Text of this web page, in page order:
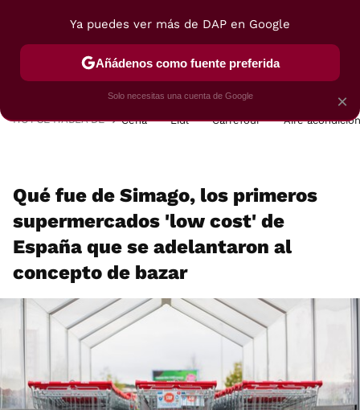
POSTRES VIAJES SELECCIÓN VEGUI
HOY SE HABLA DE Cena Lidl Carrefour Aire
Qué fue de Simago, los primeros
supermercados 'low cost' de
España que se adelantaron al
concepto de bazar
×
Ya puedes ver más de DAP en Google
Añádenos como fuente preferida
Solo necesitas una cuenta de Google